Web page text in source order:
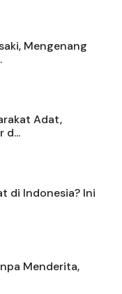
Mengenang
Adat,
d...
di Indonesia? Ini
Menderita,